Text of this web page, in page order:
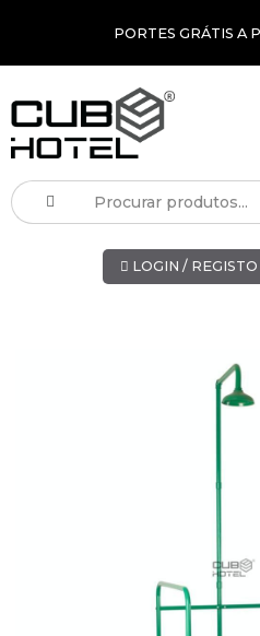
PORTES GRÁTIS A
LOGIN / REGISTO